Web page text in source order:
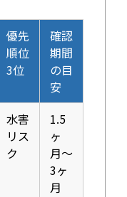
優先
順位
3位
確認
期間
の目
安
水害
リス
ク
1.5
ヶ
月〜
3ヶ
月